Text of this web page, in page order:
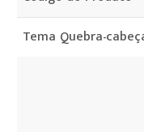
Tema Quebra-